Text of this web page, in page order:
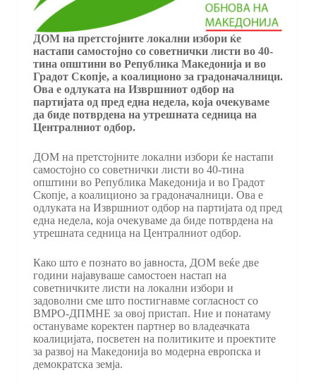
ДОМ на претстојните локални избори ќе
настапи самостојно со советнички листи во 40-
тина општини во Република Македонија и во
Градот Скопје, а коалиционо за градоначалници.
Ова е одлуката на Извршниот одбор на
партијата од пред една недела, која очекуваме
да биде потврдена на утрешната седница на
Централниот одбор.
ДОМ на претстојните локални избори ќе настапи
самостојно со советнички листи во 40-тина
општини во Република Македонија и во Градот
Скопје, а коалиционо за градоначалници. Ова е
одлуката на Извршниот одбор на партијата од пред
една недела, која очекуваме да биде потврдена на
утрешната седница на Централниот одбор.
Како што е познато во јавноста, ДОМ веќе две
години најавуваше самостоен настап на
советничките листи на локални избори и
задоволни сме што постигнавме согласност со
ВМРО-ДПМНЕ за овој пристап. Ние и понатаму
остануваме коректен партнер во владеачката
коалицијата, посветен на политиките и проектите
за развој на Македонија во модерна европска и
демократска земја.